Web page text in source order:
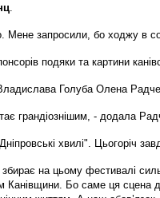
запросили, бо ходжу в
подяки та картини
Голуба Олена
грандіознішим, - додала
хвилі". Цьогоріч
на цьому фестивалі
Канівщини. Бо саме ця сцена